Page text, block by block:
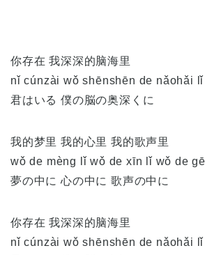
你存在 我深深的脑海里
nǐ cúnzài wǒ shēnshēn de nǎohǎi lǐ
君はいる 僕の脳の奥深くに
我的梦里 我的心里 我的歌声里
wǒ de mèng lǐ wǒ de xīn lǐ wǒ de
夢の中に 心の中に 歌声の中に
你存在 我深深的脑海里
nǐ cúnzài wǒ shēnshēn de nǎohǎi lǐ